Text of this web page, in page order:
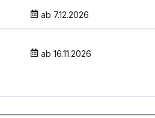
ab 7.12.2026
ab 16.11.2026